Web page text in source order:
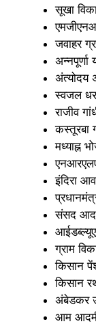
सूखा
जवाहर
अन्नपूर्णा
अंत्योदय
स्वजल
राजीव
कस्तूरबा
मध्याह्न
इंदिरा
संसद
ग्राम
किसान
किसान
अंबेडकर
आम आदमी